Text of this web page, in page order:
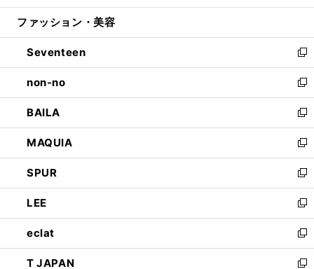
開
ウ
開
く
ン
ウ
で
開
く
ウ
ン
ド
ウ
で
開
く
ファッション・美容
Seventeen
新
し
い
ウ
ィ
ン
ド
ウ
で
開
く
non-no
新
し
い
ウ
ィ
ン
ド
ウ
で
開
く
BAILA
新
し
い
ウ
ィ
ン
ド
ウ
で
開
く
MAQUIA
新
し
い
ウ
ィ
ン
ド
ウ
で
SPUR
新
し
い
ウ
ィ
ン
ド
LEE
新
し
い
ウ
ィ
eclat
新
し
い
T JAPAN
新